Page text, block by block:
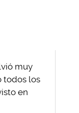
muy
todos los
en